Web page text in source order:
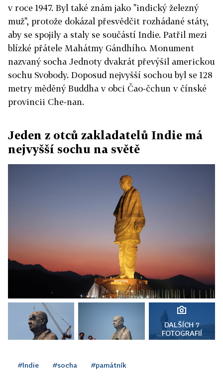
v roce 1947. Byl také znám jako "indický železný
muž", protože dokázal přesvědčit rozhádané státy,
aby se spojily a staly se součástí Indie. Patřil mezi
blízké přátele Mahátmy Gándhího. Monument
nazvaný socha Jednoty dvakrát převýšil americkou
sochu Svobody. Doposud nejvyšší sochou byl se 128
metry měděný Buddha v obci Čao-čchun v čínské
provincii Che-nan.
Jeden z otců zakladatelů Indie má
nejvyšší sochu na světě
DALŠÍCH 7
FOTOGRAFIÍ
#Indie #socha #památník